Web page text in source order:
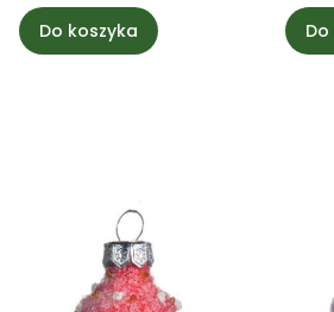
Do koszyka